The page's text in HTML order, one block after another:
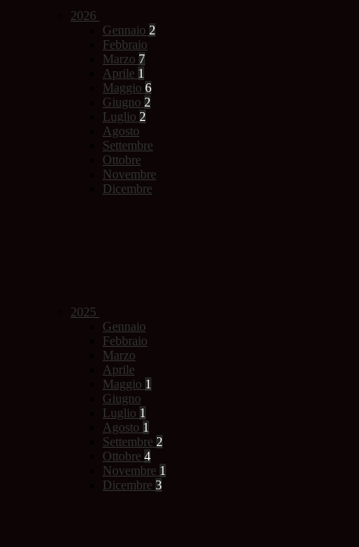
2026
Gennaio 2
Febbraio
Marzo 7
Aprile 1
Maggio 6
Giugno 2
Luglio 2
Agosto
Settembre
Ottobre
Novembre
Dicembre
2025
Gennaio
Febbraio
Marzo
Aprile
Maggio 1
Giugno
Luglio 1
Agosto 1
Settembre 2
Ottobre 4
Novembre 1
Dicembre 3